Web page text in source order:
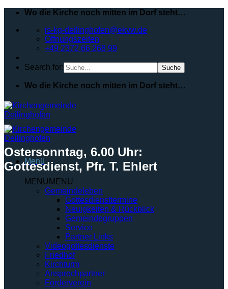
Zum
springen
Wo die Kirche noch mitten im Dorf steht…
is-kg-deilinghofen@ekvw.de
Öffnungszeiten
+49 2372 66 268 99
Search for:
Wo die Kirche noch mitten im Dorf steht…
Menü
MENU MENU
Gemeindeleben
Gottesdiensttermine
Neuigkeiten & Rückblick
Gemeindegruppen
Service
Partner Links
Videogottesdienste
Friedhof
Kirchturm
Ansprechpartner
Förderverein
Ostersonntag, 6.00 Uhr:
Gottesdienst, Pfr. T. Ehlert